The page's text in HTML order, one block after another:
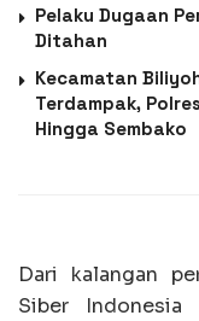
Pelaku Dugaan
Ditahan
Kecamatan
Terdampak,
Hingga Sembako
Dari kalangan
Siber